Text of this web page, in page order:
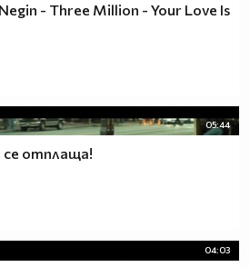
- Three Million - Your Love Is
05:44
отплаща!
04:03